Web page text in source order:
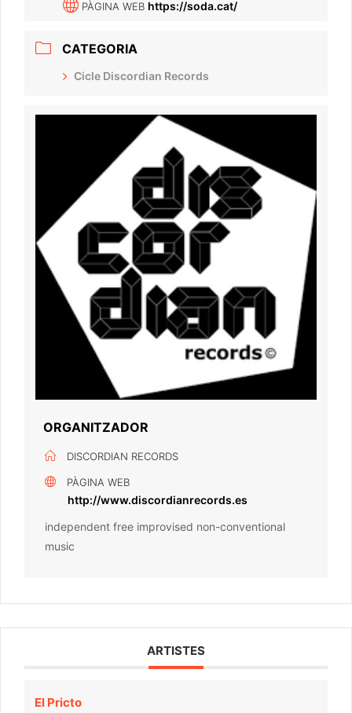
PÀGINA WEB https://soda.cat/
CATEGORIA
Cicle Discordian Records
ORGANITZADOR
DISCORDIAN RECORDS
PÀGINA WEB
http://www.discordianrecords.es
independent free improvised non-conventional
music
ARTISTES
El Pricto